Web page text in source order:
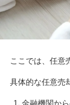
ここでは、任意
具体的な任意売
金融機関か